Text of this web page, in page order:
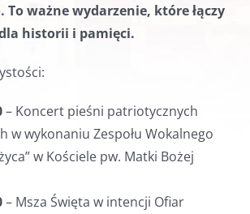
To ważne wydarzenie, które łączy
historii i pamięci.
– Koncert pieśni patriotycznych
w wykonaniu Zespołu Wokalnego
w Kościele pw. Matki Bożej
– Msza Święta w intencji Ofiar